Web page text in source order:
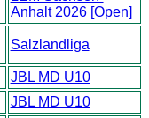
Anhalt 2026 [Open]
Salzlandliga
JBL MD U10
JBL MD U10